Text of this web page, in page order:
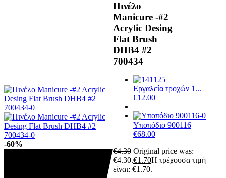
-60%
Πινέλο
Manicure -#2
Acrylic Desing
Flat Brush
DHB4 #2
700434
Εργαλεία τροχών 1...
€12.00
Υποπόδιο 900116
€68.00
€4.30 Original price was:
€4.30.€1.70Η τρέχουσα τιμή
είναι: €1.70.